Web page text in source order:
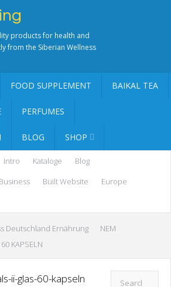
products for health and
from the Siberian Wellness
FOOD SUPPLEMENT BAIKAL TEA
PERFUMES
BLOG SHOP
Intro Kataloge
Blog
Business Built Website
Europe
Deutschland Ernährung
NEM
KAPSELN
Search